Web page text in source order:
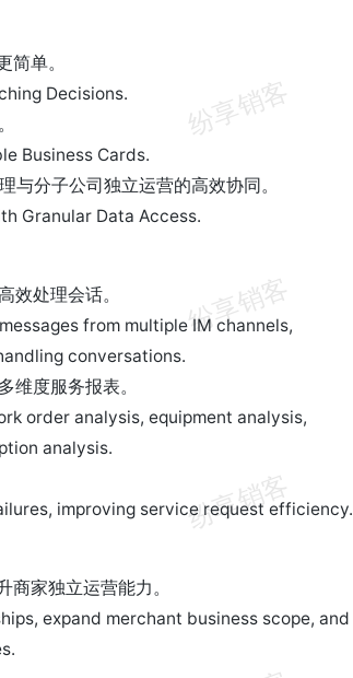
单。
Decisions.
Business Cards.
与分子公司独立运营的高效协同。
Granular Data Access.
效处理会话。
from multiple IM channels,
conversations.
维度服务报表。
order analysis, equipment analysis,
analysis.
improving service request efficiency.
家独立运营能力。
expand merchant business scope, and